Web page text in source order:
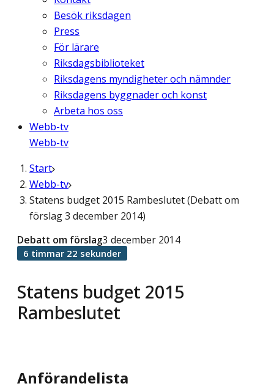
Besök riksdagen
Press
För lärare
Riksdagsbiblioteket
Riksdagens myndigheter och nämnder
Riksdagens byggnader och konst
Arbeta hos oss
Webb-tv
Webb-tv
Start
Webb-tv
Statens budget 2015 Rambeslutet (Debatt om
förslag 3 december 2014)
Statens budget 2015
Rambeslutet
Debatt om förslag3 december 2014
6 timmar 22 sekunder
Anförandelista